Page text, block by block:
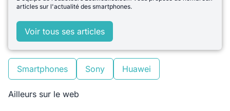
articles sur l'actualité des smartphones.
Voir tous ses articles
Smartphones Sony Huawei
Ailleurs sur le web